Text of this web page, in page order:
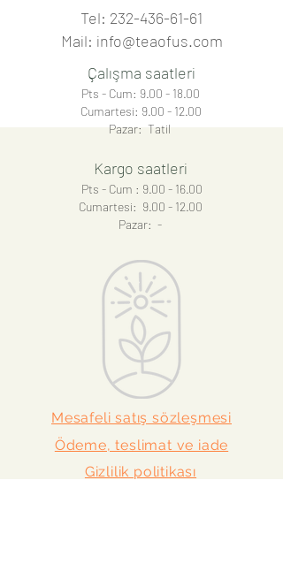
Tel: 232-436-61-61
Mail: info@teaofus.com
Çalışma saatleri
Pts - Cum: 9.00 - 18.00
Cumartesi: 9.00 - 12.00
Pazar: Tatil
Kargo saatleri
Pts - Cum : 9.00 - 16.00
Cumartesi: 9.00 - 12.00
Pazar: -
Mesafeli satış sözleşmesi
Ödeme, teslimat ve iade
Gizlilik politikası